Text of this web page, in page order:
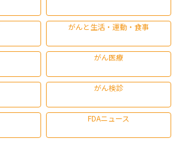
がんと生活・運動・食事
がん医療
がん検診
FDAニュース